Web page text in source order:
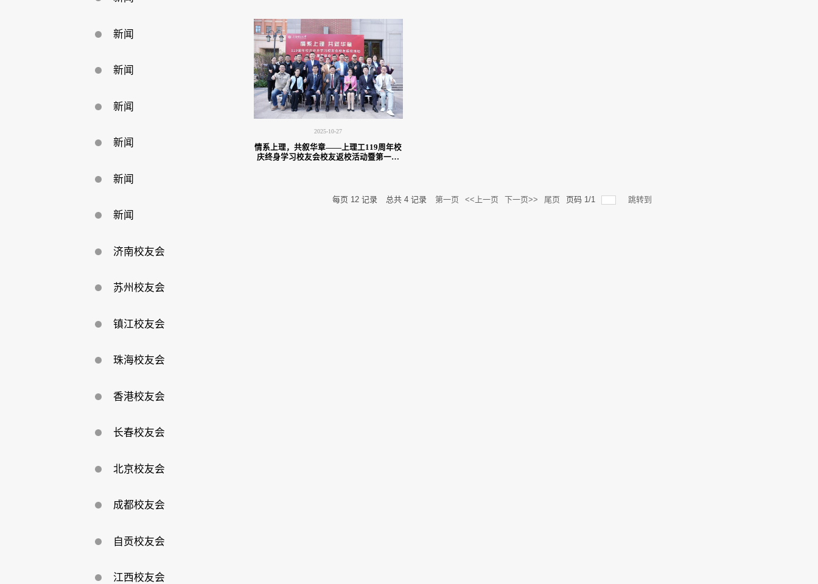
新闻
新闻
新闻
新闻
新闻
新闻
济南校友会
苏州校友会
镇江校友会
珠海校友会
香港校友会
长春校友会
北京校友会
成都校友会
自贡校友会
江西校友会
2025-10-27
情系上理，共叙华章——上理工119周年校
庆终身学习校友会校友返校活动暨第一届
每页 12记录 总共 4记录 第一页 <<上一页 下一页>> 尾页 页码 1/1 跳转到